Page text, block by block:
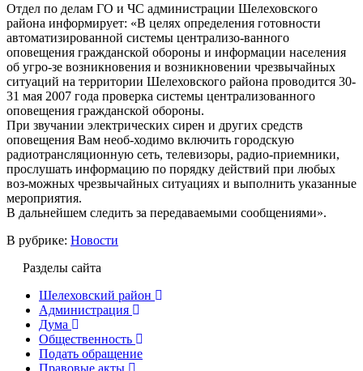
Отдел по делам ГО и ЧС администрации Шелеховского
района информирует: «В целях определения готовности
автоматизированной системы централизо-ванного
оповещения гражданской обороны и информации населения
об угро-зе возникновения и возникновении чрезвычайных
ситуаций на территории Шелеховского района проводится 30-
31 мая 2007 года проверка системы централизованного
оповещения гражданской обороны.
При звучании электрических сирен и других средств
оповещения Вам необ-ходимо включить городскую
радиотрансляционную сеть, телевизоры, радио-приемники,
прослушать информацию по порядку действий при любых
воз-можных чрезвычайных ситуациях и выполнить указанные
мероприятия.
В дальнейшем следить за передаваемыми сообщениями».
В рубрике: Новости
Разделы сайта
Шелеховский район
Администрация
Дума
Общественность
Подать обращение
Правовые акты